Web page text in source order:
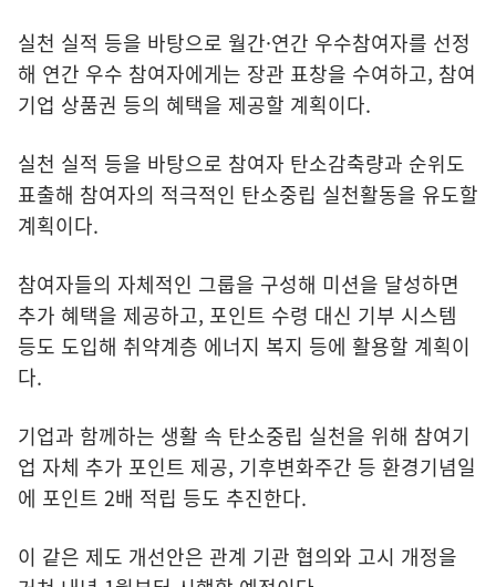
실천 실적 등을 바탕으로 월간·연간 우수참여자를 선정
해 연간 우수 참여자에게는 장관 표창을 수여하고, 참여
기업 상품권 등의 혜택을 제공할 계획이다.
실천 실적 등을 바탕으로 참여자 탄소감축량과 순위도
표출해 참여자의 적극적인 탄소중립 실천활동을 유도할
계획이다.
참여자들의 자체적인 그룹을 구성해 미션을 달성하면
추가 혜택을 제공하고, 포인트 수령 대신 기부 시스템
등도 도입해 취약계층 에너지 복지 등에 활용할 계획이
다.
기업과 함께하는 생활 속 탄소중립 실천을 위해 참여기
업 자체 추가 포인트 제공, 기후변화주간 등 환경기념일
에 포인트 2배 적립 등도 추진한다.
이 같은 제도 개선안은 관계 기관 협의와 고시 개정을